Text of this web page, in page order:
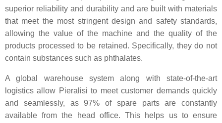
superior reliability and durability and are built with materials
that meet the most stringent design and safety standards,
allowing the value of the machine and the quality of the
products processed to be retained. Specifically, they do not
contain substances such as phthalates.
A global warehouse system along with state-of-the-art
logistics allow Pieralisi to meet customer demands quickly
and seamlessly, as 97% of spare parts are constantly
available from the head office. This helps us to ensure